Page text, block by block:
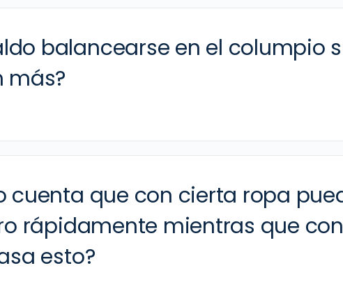
balancearse en el columpio
más?
cuenta que con cierta ropa
rápidamente mientras que
esto?